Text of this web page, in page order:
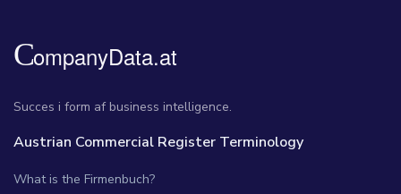
Succes i form af business intelligence.
Austrian Commercial Register Terminology
What is the Firmenbuch?